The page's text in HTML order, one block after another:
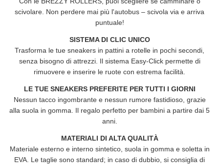
scivolare. Non perdere mai più l'autobus – scivola via e arriva
puntuale!
SISTEMA DI CLIC UNICO
Trasforma le tue sneakers in pattini a rotelle in pochi secondi,
senza bisogno di attrezzi. Il sistema Easy-Click permette di
rimuovere e inserire le ruote con estrema facilità.
LE TUE SNEAKERS PREFERITE PER TUTTI I GIORNI
Nessun tacco ingombrante e nessun rumore fastidioso, grazie
alla suola in gomma. Il regalo perfetto per bambini a partire dai 5
anni.
MATERIALI DI ALTA QUALITÀ
Materiale esterno e interno sintetico, suola in gomma e soletta in
EVA. Le taglie sono standard; in caso di dubbio, si consiglia di